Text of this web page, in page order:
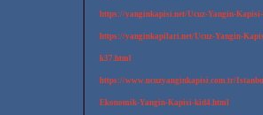
https://yanginkapisi.net/Ucuz-Yangin-
https://yanginkapilari.net/Ucuz-Yangin-
k37.html
https://www.ucuzyanginkapisi.com.tr/
Ekonomik-Yangin-Kapisi-kid4.html